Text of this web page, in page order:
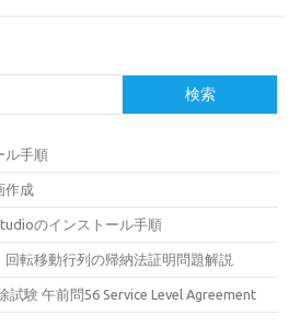
検索
ル手順
作成
のインストール手順
回転移動行列の帰納法証明問題解説
試験 午前問56 Service Level Agreement